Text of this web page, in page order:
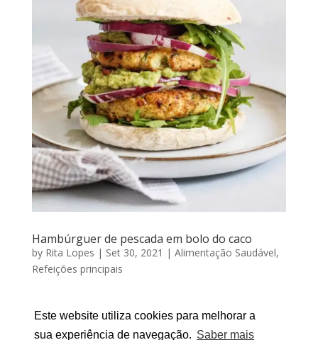
Este website utiliza cookies para melhorar a
sua experiência de navegação. Saber mais
Hambúrguer de pescada em bolo do caco
by Rita Lopes | Set 30, 2021 | Alimentação Saudável,
Refeições principais
RITA LOPES | Setembro 30, 2021 As crianças aí de
casa não gostam de comer peixe ou estão cansados